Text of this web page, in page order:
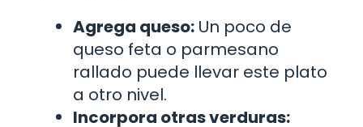
Agrega queso: Un poco de
queso feta o parmesano
rallado puede llevar este plato
a otro nivel.
Incorpora otras verduras: